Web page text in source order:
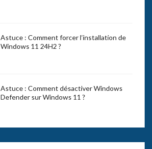
Astuce : Comment forcer l’installation de
Windows 11 24H2 ?
Astuce : Comment désactiver Windows
Defender sur Windows 11 ?